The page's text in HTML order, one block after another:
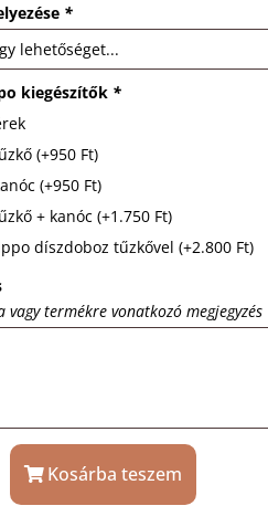
*
kiegészítők *
(+950 Ft)
(+950 Ft)
+ kanóc (+1.750 Ft)
díszdoboz tűzkővel (+2.800 Ft)
vagy termékre vonatkozó megjegyzés
Kosárba teszem